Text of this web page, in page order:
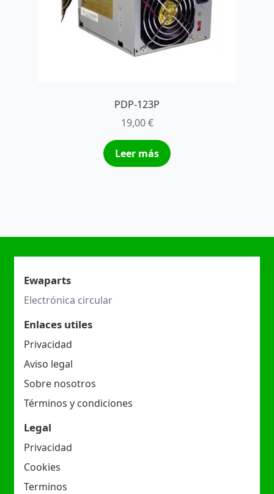
PDP-123P
19,00€
Leer más
Ewaparts
Electrónica circular
Enlaces utiles
Privacidad
Aviso legal
Sobre nosotros
Términos y condiciones
Legal
Privacidad
Cookies
Terminos